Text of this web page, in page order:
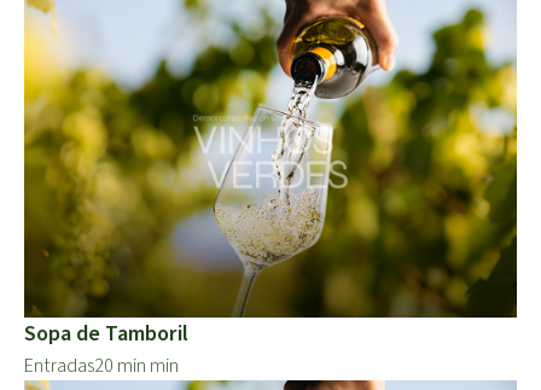
Sopa de Tamboril
Entradas20 min min